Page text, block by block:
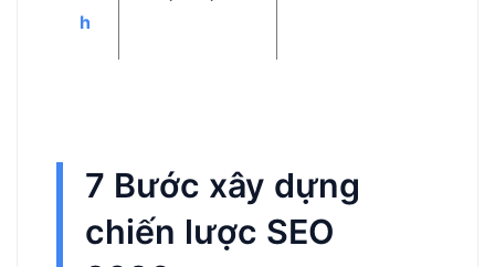
h
7 Bước xây dựng
chiến lược SEO